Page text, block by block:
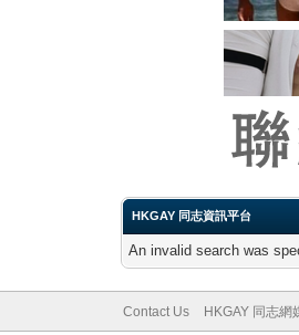
HKGAY 同志資訊平台
An invalid search was
Contact Us HKGAY 同志網